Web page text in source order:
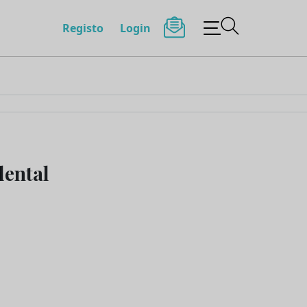
Registo Login